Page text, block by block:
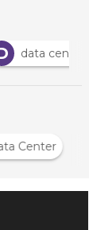
D
Data